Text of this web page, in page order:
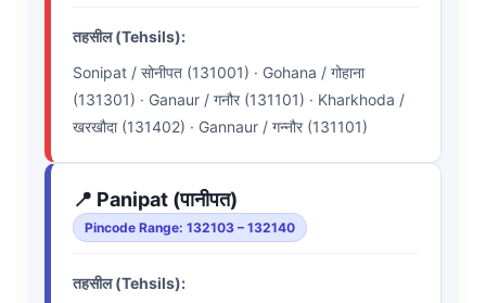
तहसील (Tehsils):
Sonipat / सोनीपत (131001) · Gohana / गोहाना
(131301) · Ganaur / गनौर (131101) · Kharkhoda /
खरखौदा (131402) · Gannaur / गन्नौर (131101)
📍 Panipat (पानीपत)
Pincode Range: 132103 – 132140
तहसील (Tehsils):